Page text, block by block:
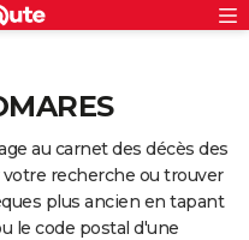
au carnet des décès des
votre recherche ou trouver
plus ancien en tapant
le code postal d'une